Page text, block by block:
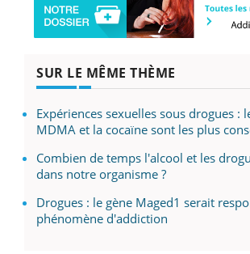
SUR LE MÊME THÈME
Expériences sexuelles sous drogues :
MDMA et la cocaïne sont les plus
Combien de temps l'alcool et les
dans notre organisme ?
Drogues : le gène Maged1 serait
phénomène d'addiction